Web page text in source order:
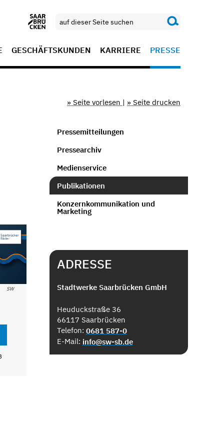
GESCHÄFTSKUNDEN KARRIERE PRESSE
» Seite vorlesen | » Seite drucken
SW
Pressemitteilungen
Pressearchiv
Medienservice
Publikationen
Konzernkommunikation und
Marketing
ADRESSE
Stadtwerke Saarbrücken GmbH
Heuduckstraße 36
66117 Saarbrücken
Telefon: 0681 587-0
E-Mail: info@sw-sb.de